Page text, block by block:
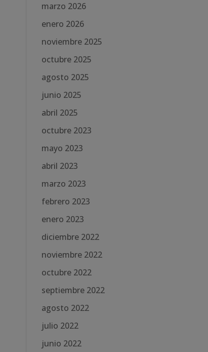
marzo 2026
enero 2026
noviembre 2025
octubre 2025
agosto 2025
junio 2025
abril 2025
octubre 2023
mayo 2023
abril 2023
marzo 2023
febrero 2023
enero 2023
diciembre 2022
noviembre 2022
octubre 2022
septiembre 2022
agosto 2022
julio 2022
junio 2022